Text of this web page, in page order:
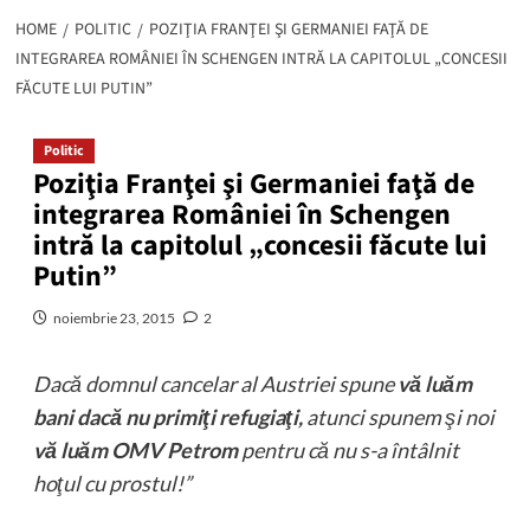
HOME POLITIC
POZIŢIA FRANŢEI ŞI GERMANIEI FAŢĂ DE
INTEGRAREA ROMÂNIEI ÎN SCHENGEN INTRĂ LA CAPITOLUL „CONCESII
FĂCUTE LUI PUTIN”
Politic
Poziţia Franţei şi Germaniei faţă de
integrarea României în Schengen
intră la capitolul „concesii făcute lui
Putin”
noiembrie 23, 2015 2
Dacă domnul cancelar al Austriei spunevă luăm
bani dacă nu primiţi refugiaţi,atunci spunem şi noi
vă luăm OMV Petrompentru că nu s-a întâlnit
hoţul cu prostul!”